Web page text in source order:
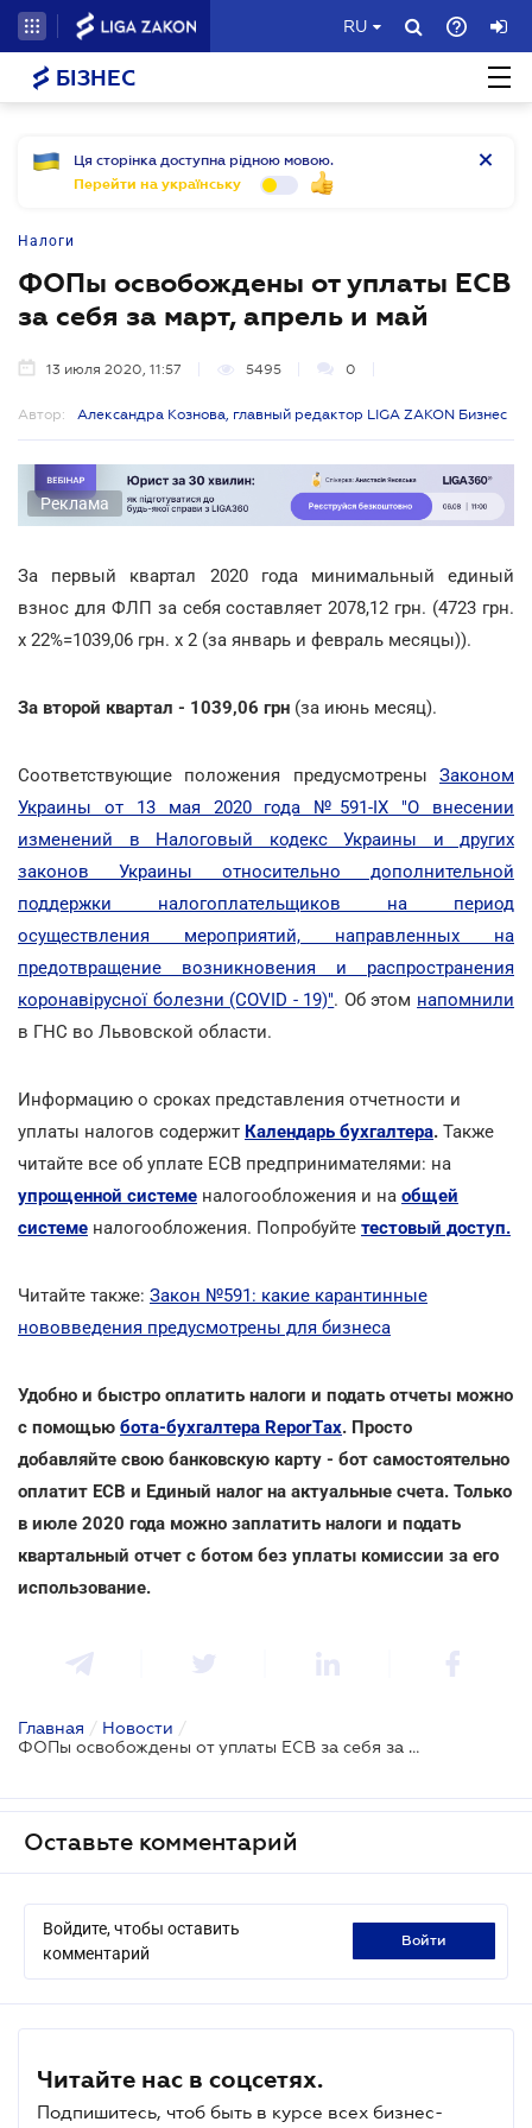
RU
БІЗНЕС
Ця сторінка доступна рідною мовою.
Перейти на українську
Налоги
ФОПы освобождены от уплаты ЕСВ
за себя за март, апрель и май
13 июля 2020, 11:57 5495 0
Автор: Александра Кознова, главный редактор LIGA ZAKON Бизнес
Реклама
За первый квартал 2020 года минимальный единый
взнос для ФЛП за себя составляет 2078,12 грн. (4723 грн.
х 22%=1039,06 грн. х 2 (за январь и февраль месяцы)).
За второй квартал - 1039,06 грн (за июнь месяц).
Соответствующие положения предусмотрены Законом
Украины от 13 мая 2020 года №591-IX "О внесении
изменений в Налоговый кодекс Украины и других
законов Украины относительно дополнительной
поддержки налогоплательщиков на период
осуществления мероприятий, направленных на
предотвращение возникновения и распространения
коронавірусної болезни (COVID - 19)". Об этом напомнили
в ГНС во Львовской области.
Информацию о сроках представления отчетности и
уплаты налогов содержит Календарь бухгалтера. Также
читайте все об уплате ЕСВ предпринимателями: на
упрощенной системе налогообложения и на общей
системе налогообложения. Попробуйте тестовый доступ.
Читайте также: Закон №591: какие карантинные
нововведения предусмотрены для бизнеса
Удобно и быстро оплатить налоги и подать отчеты можно
с помощью бота-бухгалтера ReporTах. Просто
добавляйте свою банковскую карту - бот самостоятельно
оплатит ЕСВ и Единый налог на актуальные счета. Только
в июле 2020 года можно заплатить налоги и подать
квартальный отчет с ботом без уплаты комиссии за его
использование.
Главная / Новости /
ФОПы освобождены от уплаты ЕСВ за себя за март, апрель и май
Оставьте комментарий
Войдите, чтобы оставить
комментарий
войти
Читайте нас в соцсетях.
Подпишитесь, чтоб быть в курсе всех бизнес-